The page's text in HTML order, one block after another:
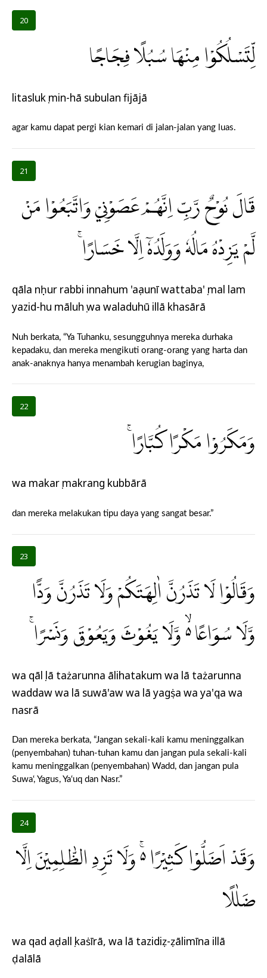
20
لِّتَسْلُكُوْا مِنْهَا سُبُلًا فِجَاجًا
litaslukụ min-hā subulan fijājā
agar kamu dapat pergi kian kemari di jalan-jalan yang luas.
21
قَالَ نُوْحٌ رَّبِّ اِنَّهُمْ عَصَوْنِيْ وَاتَّبَعُوْا مَنْ
لَّمْ يَزِدْهُ مَالُهٗ وَوَلَدُهٗٓ اِلَّا خَسَارًاۚ
qāla nụḥur rabbi innahum 'aṣaunī wattaba'ụ mal lam
yazid-hu māluhụ wa waladuhū illā khasārā
Nuh berkata, “Ya Tuhanku, sesungguhnya mereka durhaka
kepadaku, dan mereka mengikuti orang-orang yang harta dan
anak-anaknya hanya menambah kerugian baginya,
22
وَمَكَرُوْا مَكْرًا كُبَّارًاۚ
wa makarụ makrang kubbārā
dan mereka melakukan tipu daya yang sangat besar.”
23
وَقَالُوْا لَا تَذَرُنَّ اٰلِهَتَكُمْ وَلَا تَذَرُنَّ وَدًّا
وَّلَا سُوَاعًا ەۙ وَّلَا يَغُوْثَ وَيَعُوْقَ وَنَسْرًاۚ
wa qālụ lā tażarunna ālihatakum wa lā tażarunna
waddaw wa lā suwā'aw wa lā yagụṡa wa ya'ụqa wa
nasrā
Dan mereka berkata, “Jangan sekali-kali kamu meninggalkan
(penyembahan) tuhan-tuhan kamu dan jangan pula sekali-kali
kamu meninggalkan (penyembahan) Wadd, dan jangan pula
Suwa‘, Yagus, Ya‘uq dan Nasr.”
24
وَقَدْ اَضَلُّوْا كَثِيْرًا ەۚ وَلَا تَزِدِ الظّٰلِمِيْنَ اِلَّا
ضَلٰلًا
wa qad aḍallụ kaṡīrā, wa lā tazidiẓ-ẓālimīna illā
ḍalālā